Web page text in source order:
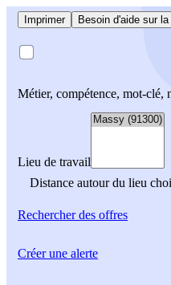
Imprimer Besoin d'aide sur
Métier, compétence, mot-clé,
Lieu de travail
Distance autour du lieu
Rechercherdes offres
Créer une alerte